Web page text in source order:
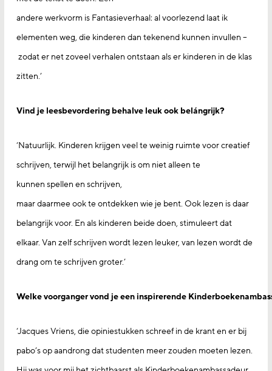
andere werkvorm is Fantasieverhaal: al voorlezend laat ik
elementen weg, die kinderen dan tekenend kunnen invullen –
zodat er net zoveel verhalen ontstaan als er kinderen in de klas
zitten.’
Vind je leesbevordering behalve leuk ook belángrijk?
‘Natuurlijk. Kinderen krijgen veel te weinig ruimte voor creatief
schrijven, terwijl het belangrijk is om niet alleen te
kunnen spellen en schrijven,
maar daarmee ook te ontdekken wie je bent. Ook lezen is daar
belangrijk voor. En als kinderen beide doen, stimuleert dat
elkaar. Van zelf schrijven wordt lezen leuker, van lezen wordt de
drang om te schrijven groter.’
Welke voorganger vond je een inspirerende
‘Jacques Vriens, die opiniestukken schreef in de krant en er bij
pabo’s op aandrong dat studenten meer zouden moeten lezen.